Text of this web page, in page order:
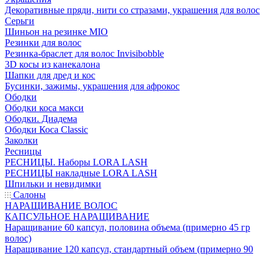
Декоративные пряди, нити со стразами, украшения для волос
Серьги
Шиньон на резинке MIO
Резинки для волос
Резинка-браслет для волос Invisibobble
3D косы из канекалона
Шапки для дред и кос
Бусинки, зажимы, украшения для афрокос
Ободки
Ободки коса макси
Ободки. Диадема
Ободки Коса Classic
Заколки
Ресницы
РЕСНИЦЫ. Наборы LORA LASH
РЕСНИЦЫ накладные LORA LASH
Шпильки и невидимки
Салоны
НАРАЩИВАНИЕ ВОЛОС
КАПСУЛЬНОЕ НАРАЩИВАНИЕ
Наращивание 60 капсул, половина объема (примерно 45 гр
волос)
Наращивание 120 капсул, стандартный объем (примерно 90